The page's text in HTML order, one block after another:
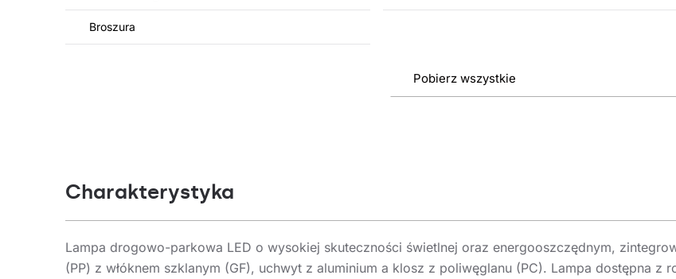
Broszura
Pobierz wszystkie
Charakterystyka
Lampa drogowo-parkowa LED o wysokiej skuteczności świetlnej oraz energooszczędnym,
(PP) z włóknem szklanym (GF), uchwyt z aluminium a klosz z poliwęglanu (PC). Lampa dostępna z